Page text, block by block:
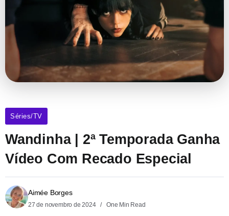
Séries/TV
Wandinha | 2ª Temporada Ganha
Vídeo Com Recado Especial
Aimée Borges
27 de novembro de 2024 One Min Read